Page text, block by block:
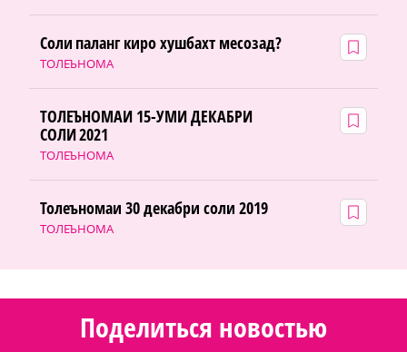
ТОЛЕЪНОМА
Соли паланг киро хушбахт месозад?
ТОЛЕЪНОМА
ТОЛЕЪНОМАИ 15-УМИ ДЕКАБРИ
СОЛИ 2021
ТОЛЕЪНОМА
Толеъномаи 30 декабри соли 2019
Поделиться новостью